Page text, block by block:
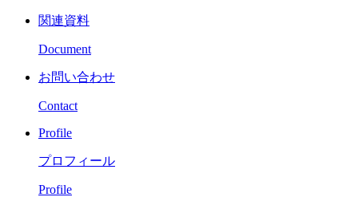
関連資料
Document
お問い合わせ
Contact
Profile
プロフィール
Profile